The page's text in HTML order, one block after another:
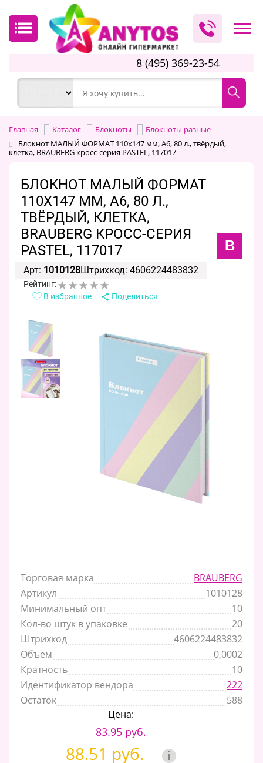
8 (495) 369-23-54
Главная Каталог Блокноты
Блокноты разные
Блокнот МАЛЫЙ ФОРМАТ 110х147 мм, А6, 80 л., твёрдый,
клетка, BRAUBERG кросс-серия PASTEL, 117017
БЛОКНОТ МАЛЫЙ ФОРМАТ
110Х147 ММ, А6, 80 Л.,
ТВЁРДЫЙ, КЛЕТКА,
BRAUBERG КРОСС-СЕРИЯ
PASTEL, 117017
B
Арт: 1010128Штрихкод: 4606224483832
Рейтинг:
В избранное
Поделиться
Торговая марка
BRAUBERG
Артикул
1010128
Минимальный опт
10
Кол-во штук в упаковке
20
Штрихкод
4606224483832
Объем
0,0002
Кратность
10
Идентификатор вендора
222
Остаток
588
Цена:
83.95 руб.
88.51 руб. i